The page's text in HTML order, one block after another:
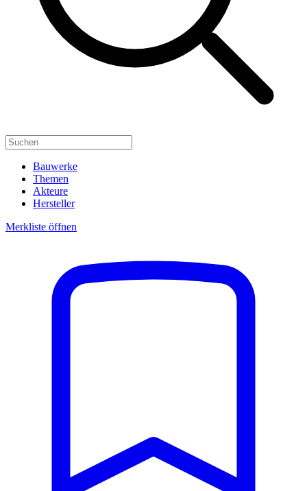
Bauwerke
Themen
Akteure
Hersteller
Merkliste öffnen